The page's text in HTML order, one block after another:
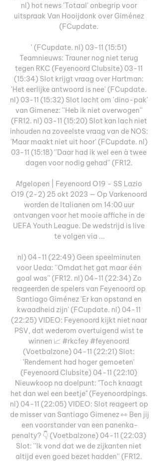
nl) hot news 'Totaal' onbegrip voor
uitspraak Van Hooijdonk over Giménez
(FCupdate.
' (FCupdate. nl) 03-11 (15:51)
Teamnieuws: Trauner nog niet terug
tegen RKC (Feyenoord Clubsite) 03-11
(15:34) Slot krijgt vraag over Hartman:
'Het eerlijke antwoord is nee' (FCupdate.
nl) 03-11 (15:32) Slot lacht om 'dino-pak'
van Gimenez: ''Heb ik niet overwogen''
(FR12. nl) 03-11 (15:20) Slot kan lach niet
inhouden na zoveelste vraag van de NOS:
'Maar maakt niet uit hoor' (FCupdate. nl)
03-11 (15:18) ''Daar had ik wel een à twee
dagen voor nodig gehad'' (FR12.
Afgelopen | Feyenoord O19 - SS Lazio
O19 (2-2) 25 okt 2023 — Op Varkenoord
worden de Italianen om 14:00 uur
ontvangen voor het mooie affiche in de
UEFA Youth League. De wedstrijd is live
te volgen via ...
nl) 04-11 (22:49) Geen speelminuten
voor Ueda: ''Omdat het gat maar één
goal was'' (FR12. nl) 04-11 (22:34) Zo
reageerden de spelers van Feyenoord op
Santiago Giménez 'Er kan opstand en
kwaadheid zijn' (FCupdate. nl) 04-11
(22:25) VIDEO: Feyenoord kijkt niet naar
PSV, dat wederom overtuigend wist te
winnen 📈 #rkcfey #feyenoord
(Voetbalzone) 04-11 (22:21) Slot:
'Rendement had hoger gemoeten'
(Feyenoord Clubsite) 04-11 (22:10)
Nieuwkoop na doelpunt: "Toch knaagt
het dan wel een beetje" (Feyenoordpings.
nl) 04-11 (22:05) VIDEO: Slot reageert op
de misser van Santiago Gimenez 👀 Ben jij
een voorstander van een panenka-
penalty? 👇 (Voetbalzone) 04-11 (22:03)
Slot: ''Ik vond dat we de zijkanten niet
altijd even goed bezet hadden'' (FR12.